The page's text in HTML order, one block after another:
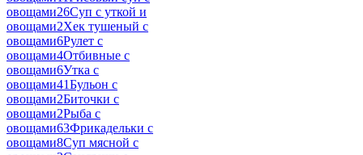
овощами26Суп с уткой и
овощами2Хек тушеный с
овощами6Рулет с
овощами4Отбивные с
овощами6Утка с
овощами41Бульон с
овощами2Биточки с
овощами2Рыба с
овощами63Фрикадельки с
овощами8Суп мясной с